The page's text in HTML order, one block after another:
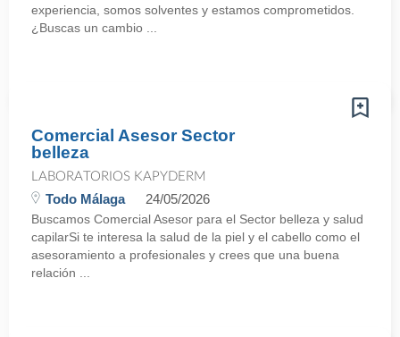
experiencia, somos solventes y estamos comprometidos.
¿Buscas un cambio ...
Comercial Asesor Sector
belleza
LABORATORIOS KAPYDERM
Todo Málaga 24/05/2026
Buscamos Comercial Asesor para el Sector belleza y salud
capilarSi te interesa la salud de la piel y el cabello como el
asesoramiento a profesionales y crees que una buena
relación ...